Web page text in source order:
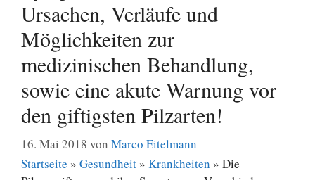
Ursachen, Verläufe und
Möglichkeiten zur
medizinischen Behandlung,
sowie eine akute Warnung vor
den giftigsten Pilzarten!
16. Mai 2018 von Marco Eitelmann
Startseite » Gesundheit » Krankheiten » Die